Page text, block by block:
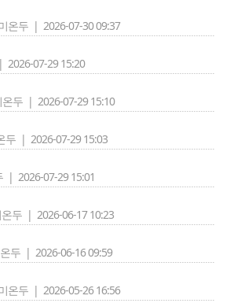
온두 | 2026-07-30 09:37
07-29 15:20
온두 | 2026-07-29 15:10
두 | 2026-07-29 15:03
| 2026-07-29 15:01
온두 | 2026-06-17 10:23
두 | 2026-06-16 09:59
온두 | 2026-05-26 16:56